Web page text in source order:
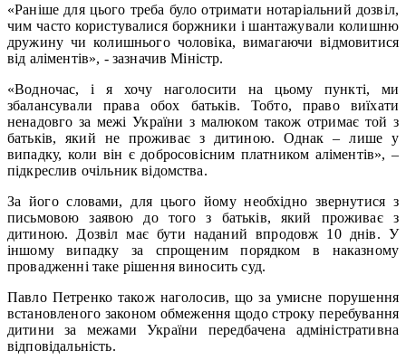
«Раніше для цього треба було отримати нотаріальний дозвіл,
чим часто користувалися боржники і шантажували колишню
дружину чи колишнього чоловіка, вимагаючи відмовитися
від аліментів», - зазначив Міністр.
«Водночас, і я хочу наголосити на цьому пункті, ми
збалансували права обох батьків. Тобто, право виїхати
ненадовго за межі України з малюком також отримає той з
батьків, який не проживає з дитиною. Однак – лише у
випадку, коли він є добросовісним платником аліментів», –
підкреслив очільник відомства.
За його словами, для цього йому необхідно звернутися з
письмовою заявою до того з батьків, який проживає з
дитиною. Дозвіл має бути наданий впродовж 10 днів. У
іншому випадку за спрощеним порядком в наказному
провадженні таке рішення виносить суд.
Павло Петренко також наголосив, що за умисне порушення
встановленого законом обмеження щодо строку перебування
дитини за межами України передбачена адміністративна
відповідальність.